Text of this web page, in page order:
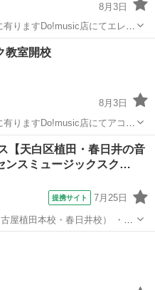
8月3日
りますDo!music店にてエレキ
集中です😃曜日や時間帯は先
した🎸 稲葉先生による理論
ー エレキギター
教室開校
8月3日
りますDo!music店にてアコー
徒さん募集中です😃曜日や時
枠となりました🎸🎸🎸 理論や
リモート
【天白区植田・春日井の音
ンスミュージックスク…
提携サイト 7月25日
植田本校・春日井校） ・と
を感じている。 ・自分の音楽
を始めてみたい！ あなた